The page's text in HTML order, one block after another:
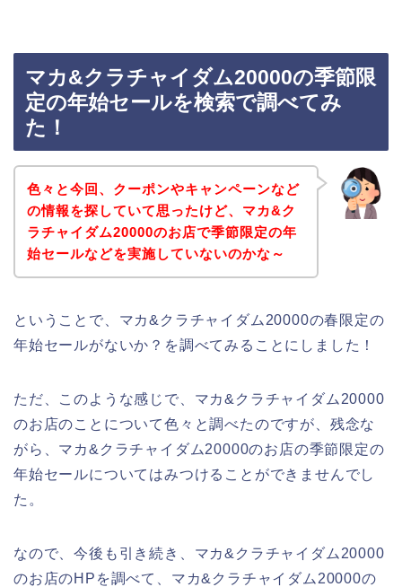
マカ&クラチャイダム20000の季節限
定の年始セールを検索で調べてみ
た！
色々と今回、クーポンやキャンペーンなど
の情報を探していて思ったけど、マカ&ク
ラチャイダム20000のお店で季節限定の年
始セールなどを実施していないのかな～
ということで、マカ&クラチャイダム20000の春限定の
年始セールがないか？を調べてみることにしました！
ただ、このような感じで、マカ&クラチャイダム20000
のお店のことについて色々と調べたのですが、残念な
がら、マカ&クラチャイダム20000のお店の季節限定の
年始セールについてはみつけることができませんでし
た。
なので、今後も引き続き、マカ&クラチャイダム20000
のお店のHPを調べて、マカ&クラチャイダム20000の